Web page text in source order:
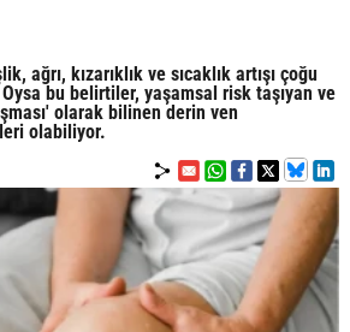
ağrı, kızarıklık ve sıcaklık artışı çoğu
bu belirtiler, yaşamsal risk taşıyan ve
olarak bilinen derin ven
olabiliyor.